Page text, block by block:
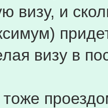
визу, и
визу в